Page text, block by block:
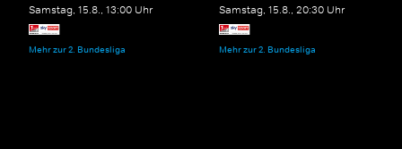
Samstag, 15.8., 13:00 Uhr
Mehr zur 2. Bundesliga
Samstag, 15.8., 20:30 Uhr
Mehr zur 2. Bundesliga